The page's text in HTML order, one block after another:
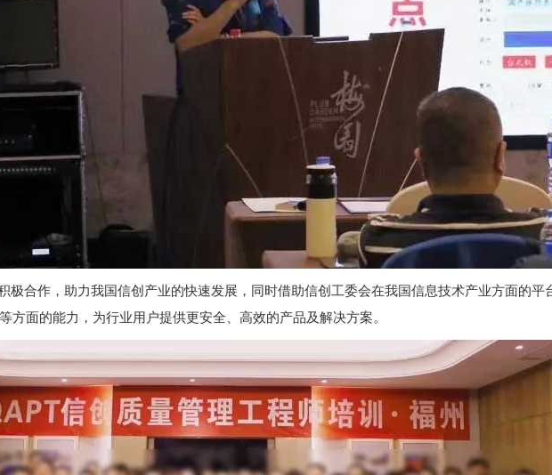
极合作，助力我国信创产业的快速发展，同时借助信创工委会在我国信息技术产业方面的平
方面的能力，为行业用户提供更安全、高效的产品及解决方案。